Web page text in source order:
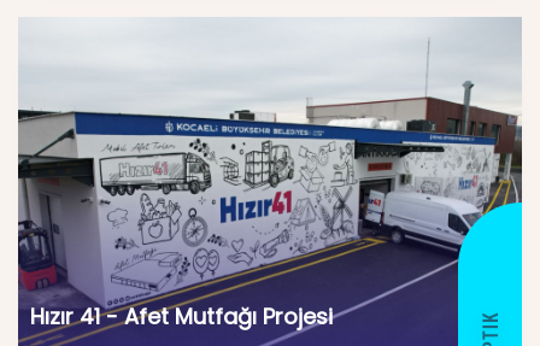
Hızır 41 - Afet Mutfağı Projesi